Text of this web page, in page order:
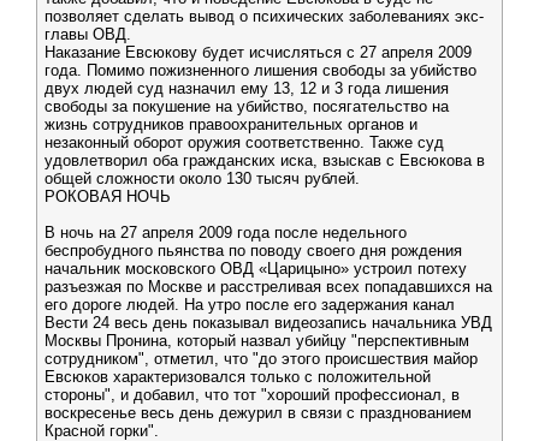
позволяет сделать вывод о психических заболеваниях экс-
главы ОВД.
Наказание Евсюкову будет исчисляться с 27 апреля 2009
года. Помимо пожизненного лишения свободы за убийство
двух людей суд назначил ему 13, 12 и 3 года лишения
свободы за покушение на убийство, посягательство на
жизнь сотрудников правоохранительных органов и
незаконный оборот оружия соответственно. Также суд
удовлетворил оба гражданских иска, взыскав с Евсюкова в
общей сложности около 130 тысяч рублей.
РОКОВАЯ НОЧЬ
В ночь на 27 апреля 2009 года после недельного
беспробудного пьянства по поводу своего дня рождения
начальник московского ОВД «Царицыно» устроил потеху
разъезжая по Москве и расстреливая всех попадавшихся на
его дороге людей. На утро после его задержания канал
Вести 24 весь день показывал видеозапись начальника УВД
Москвы Пронина, который назвал убийцу "перспективным
сотрудником", отметил, что "до этого происшествия майор
Евсюков характеризовался только с положительной
стороны", и добавил, что тот "хороший профессионал, в
воскресенье весь день дежурил в связи с празднованием
Красной горки".